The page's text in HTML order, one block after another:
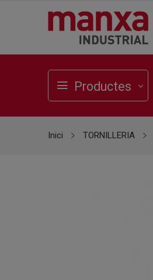
Productes
Inici TORNILLERIA